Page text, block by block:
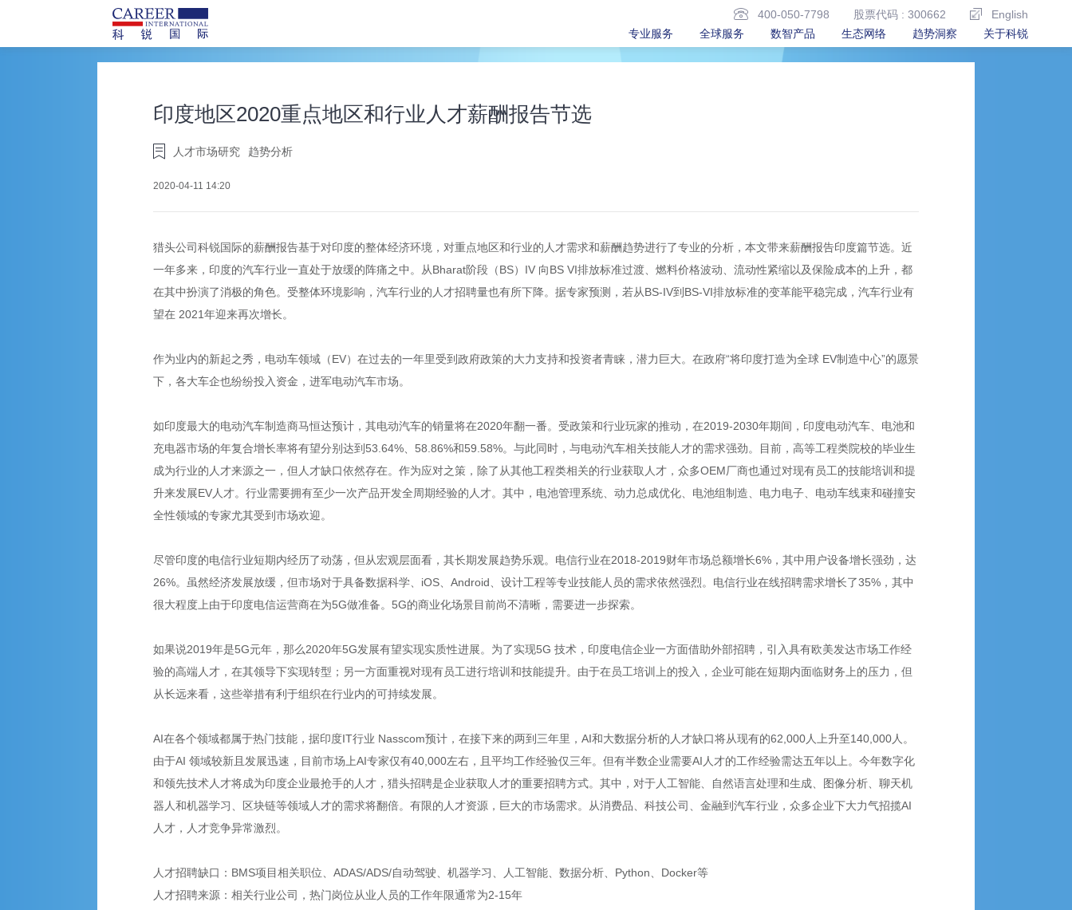
400-050-7798 股票代码 : 300662
English
专业服务
全球服务 数智产品 生态网络 趋势洞察 关于科锐
印度地区2020重点地区和行业人才薪酬报告节选
人才市场研究 趋势分析
2020-04-11 14:20
猎头公司科锐国际的薪酬报告基于对印度的整体经济环境，对重点地区和行业的人才需求和薪酬趋势进行了专业的分析，本文带来薪酬报告印度篇节选。近
一年多来，印度的汽车行业一直处于放缓的阵痛之中。从Bharat阶段（BS）IV 向BS VI排放标准过渡、燃料价格波动、流动性紧缩以及保险成本的上升，都
在其中扮演了消极的角色。受整体环境影响，汽车行业的人才招聘量也有所下降。据专家预测，若从BS-IV到BS-VI排放标准的变革能平稳完成，汽车行业有
望在 2021年迎来再次增长。
作为业内的新起之秀，电动车领域（EV）在过去的一年里受到政府政策的大力支持和投资者青睐，潜力巨大。在政府“将印度打造为全球 EV制造中心”的愿景
下，各大车企也纷纷投入资金，进军电动汽车市场。
如印度最大的电动汽车制造商马恒达预计，其电动汽车的销量将在2020年翻一番。受政策和行业玩家的推动，在2019-2030年期间，印度电动汽车、电池和
充电器市场的年复合增长率将有望分别达到53.64%、58.86%和59.58%。与此同时，与电动汽车相关技能人才的需求强劲。目前，高等工程类院校的毕业生
成为行业的人才来源之一，但人才缺口依然存在。作为应对之策，除了从其他工程类相关的行业获取人才，众多OEM厂商也通过对现有员工的技能培训和提
升来发展EV人才。行业需要拥有至少一次产品开发全周期经验的人才。其中，电池管理系统、动力总成优化、电池组制造、电力电子、电动车线束和碰撞安
全性领域的专家尤其受到市场欢迎。
尽管印度的电信行业短期内经历了动荡，但从宏观层面看，其长期发展趋势乐观。电信行业在2018-2019财年市场总额增长6%，其中用户设备增长强劲，达
26%。虽然经济发展放缓，但市场对于具备数据科学、iOS、Android、设计工程等专业技能人员的需求依然强烈。电信行业在线招聘需求增长了35%，其中
很大程度上由于印度电信运营商在为5G做准备。5G的商业化场景目前尚不清晰，需要进一步探索。
如果说2019年是5G元年，那么2020年5G发展有望实现实质性进展。为了实现5G 技术，印度电信企业一方面借助外部招聘，引入具有欧美发达市场工作经
验的高端人才，在其领导下实现转型；另一方面重视对现有员工进行培训和技能提升。由于在员工培训上的投入，企业可能在短期内面临财务上的压力，但
从长远来看，这些举措有利于组织在行业内的可持续发展。
AI在各个领域都属于热门技能，据印度IT行业 Nasscom预计，在接下来的两到三年里，AI和大数据分析的人才缺口将从现有的62,000人上升至140,000人。
由于AI 领域较新且发展迅速，目前市场上AI专家仅有40,000左右，且平均工作经验仅三年。但有半数企业需要AI人才的工作经验需达五年以上。今年数字化
和领先技术人才将成为印度企业最抢手的人才，猎头招聘是企业获取人才的重要招聘方式。其中，对于人工智能、自然语言处理和生成、图像分析、聊天机
器人和机器学习、区块链等领域人才的需求将翻倍。有限的人才资源，巨大的市场需求。从消费品、科技公司、金融到汽车行业，众多企业下大力气招揽AI
人才，人才竞争异常激烈。
人才招聘缺口：BMS项目相关职位、ADAS/ADS/自动驾驶、机器学习、人工智能、数据分析、Python、Docker等
人才招聘来源：相关行业公司，热门岗位从业人员的工作年限通常为2-15年